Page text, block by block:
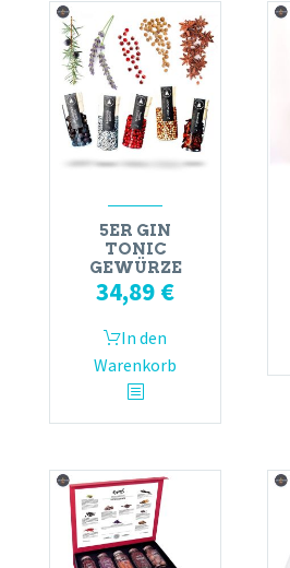
5ER GIN
TONIC
GEWÜRZE
34,89 €
In den
Warenkorb